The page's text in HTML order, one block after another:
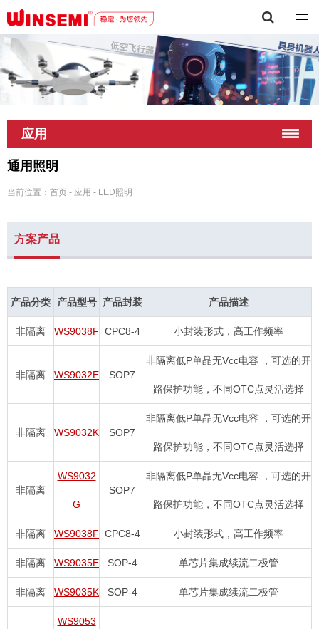
深圳市稳先微电子有限公司
应用
通用照明
当前位置： 首页 - 应用 - LED照明
方案产品
产品分类 产品型号 产品封装 产品描述
非隔离 WS9038F CPC8-4 小封装形式，高工作频率
非隔离 WS9032E SOP7
非隔离低P单晶无Vcc电容 ，可选的开
路保护功能，不同OTC点灵活选择
非隔离 WS9032K SOP7
非隔离低P单晶无Vcc电容 ，可选的开
路保护功能，不同OTC点灵活选择
非隔离
WS9032
G
SOP7
非隔离低P单晶无Vcc电容 ，可选的开
路保护功能，不同OTC点灵活选择
非隔离 WS9038F CPC8-4 小封装形式，高工作频率
非隔离 WS9035E SOP-4 单芯片集成续流二极管
非隔离 WS9035K SOP-4 单芯片集成续流二极管
WS9053